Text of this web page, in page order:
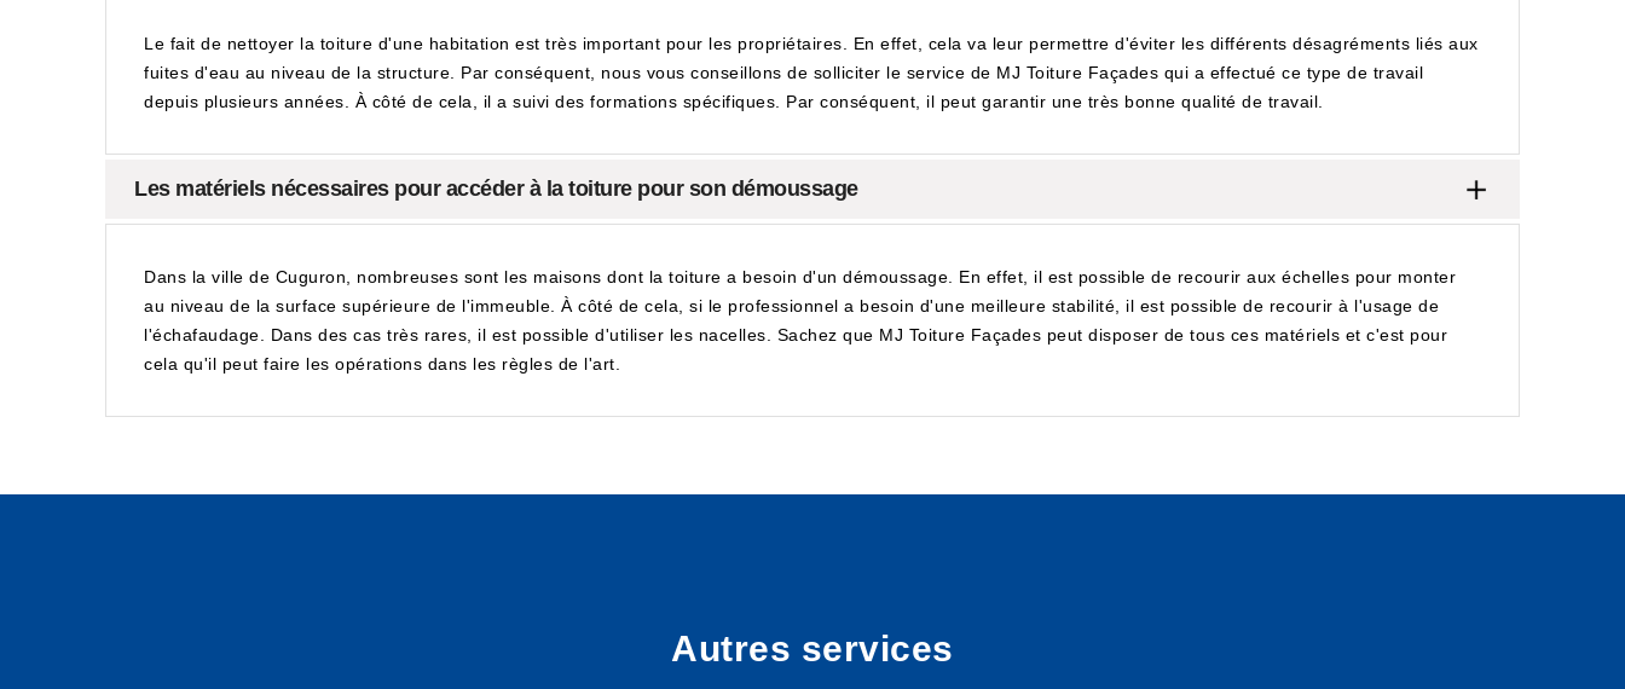
Le fait de nettoyer la toiture d'une habitation est très important pour les propriétaires. En effet, cela va leur permettre d'éviter les différents désagréments liés aux
fuites d'eau au niveau de la structure. Par conséquent, nous vous conseillons de solliciter le service de MJ Toiture Façades qui a effectué ce type de travail
depuis plusieurs années. À côté de cela, il a suivi des formations spécifiques. Par conséquent, il peut garantir une très bonne qualité de travail.
Les matériels nécessaires pour accéder à la toiture pour son démoussage
Dans la ville de Cuguron, nombreuses sont les maisons dont la toiture a besoin d'un démoussage. En effet, il est possible de recourir aux échelles pour monter
au niveau de la surface supérieure de l'immeuble. À côté de cela, si le professionnel a besoin d'une meilleure stabilité, il est possible de recourir à l'usage de
l'échafaudage. Dans des cas très rares, il est possible d'utiliser les nacelles. Sachez que MJ Toiture Façades peut disposer de tous ces matériels et c'est pour
cela qu'il peut faire les opérations dans les règles de l'art.
Autres services